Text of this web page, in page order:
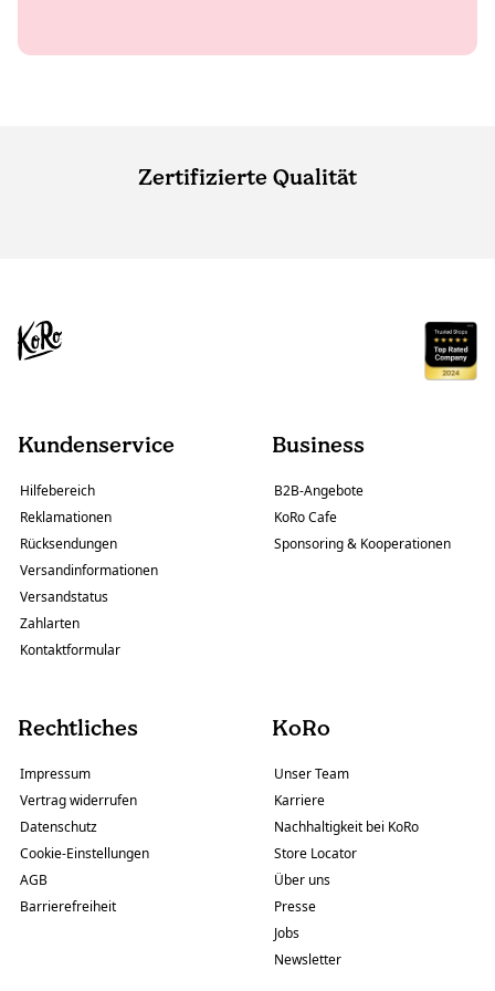
Zertifizierte Qualität
Kundenservice
Hilfebereich
Reklamationen
Rücksendungen
Versandinformationen
Versandstatus
Zahlarten
Kontaktformular
Business
B2B-Angebote
KoRo Cafe
Sponsoring & Kooperationen
Rechtliches
Impressum
Vertrag widerrufen
Datenschutz
Cookie-Einstellungen
AGB
Barrierefreiheit
KoRo
Unser Team
Karriere
Nachhaltigkeit bei KoRo
Store Locator
Über uns
Presse
Jobs
Newsletter